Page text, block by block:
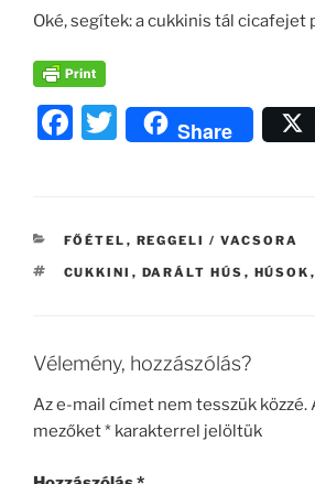
Oké, segítek: a cukkinis tál cicafejet
F
e
b
k
T
w
er
Share
KATEGÓRIÁK
FŐÉTEL , REGGELI / VACSORA
CÍMKÉK
CUKKINI , DARÁLT HÚS , HÚSOK ,
Vélemény, hozzászólás?
Az e-mail címet nem tesszük közzé.
mezőket* karakterrel jelöltük